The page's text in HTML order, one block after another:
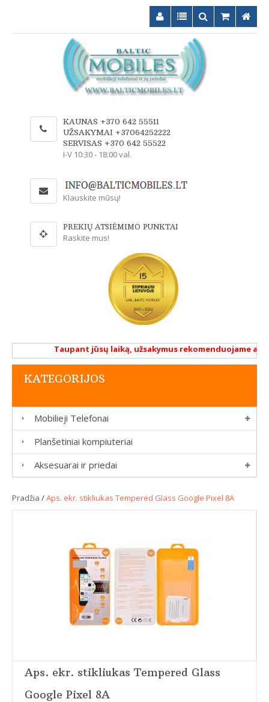
KAUNAS +370 642 55511
UŽSAKYMAI +37064252222
SERVISAS +370 642 55522
I-V 10:30 - 18:00 val.
Klauskite mūsų!
PREKIŲ ATSIĖMIMO PUNKTAI
Raskite mus!
Taupant jūsų laiką, užsakymus rekomenduojame
KATEGORIJOS
Mobilieji Telefonai
Planšetiniai kompiuteriai
Aksesuarai ir priedai
Pradžia /Aps. ekr. stikliukas Tempered Glass Google Pixel 8A
Aps. ekr. stikliukas Tempered Glass
Google Pixel 8A